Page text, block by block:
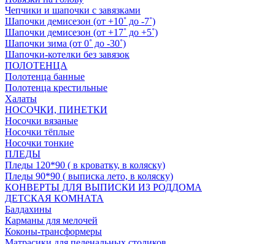
Чепчики и шапочки с завязками
Шапочки демисезон (от +10˚ до -7˚)
Шапочки демисезон (от +17˚ до +5˚)
Шапочки зима (от 0˚ до -30˚)
Шапочки-котелки без завязок
ПОЛОТЕНЦА
Полотенца банные
Полотенца крестильные
Халаты
НОСОЧКИ, ПИНЕТКИ
Носочки вязаные
Носочки тёплые
Носочки тонкие
ПЛЕДЫ
Пледы 120*90 ( в кроватку, в коляску)
Пледы 90*90 ( выписка лето, в коляску)
КОНВЕРТЫ ДЛЯ ВЫПИСКИ ИЗ РОДДОМА
ДЕТСКАЯ КОМНАТА
Балдахины
Карманы для мелочей
Коконы-трансформеры